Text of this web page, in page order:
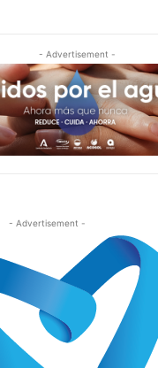
- Advertisement -
- Advertisement -